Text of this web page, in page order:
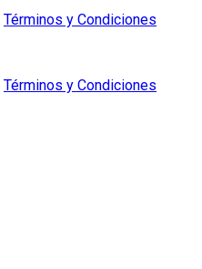
Términos y Condiciones
Términos y Condiciones